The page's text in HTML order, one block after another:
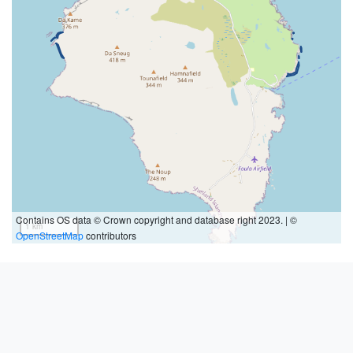
1 km
Contains OS data © Crown copyright and database right 2023. | ©
OpenStreetMapcontributors